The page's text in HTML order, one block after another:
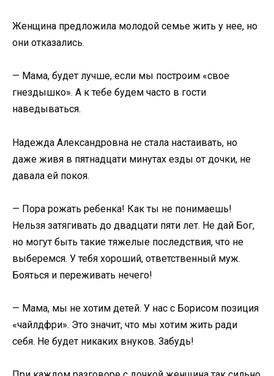
Женщина предложила молодой семье жить у нее, но
они отказались.
— Мама, будет лучше, если мы построим «свое
гнездышко». А к тебе будем часто в гости
наведываться.
Надежда Александровна не стала настаивать, но
даже живя в пятнадцати минутах езды от дочки, не
давала ей покоя.
— Пора рожать ребенка! Как ты не понимаешь!
Нельзя затягивать до двадцати пяти лет. Не дай Бог,
но могут быть такие тяжелые последствия, что не
выберемся. У тебя хороший, ответственный муж.
Бояться и переживать нечего!
— Мама, мы не хотим детей. У нас с Борисом позиция
«чайлдфри». Это значит, что мы хотим жить ради
себя. Не будет никаких внуков. Забудь!